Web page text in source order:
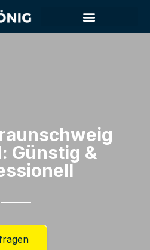
Günstig &